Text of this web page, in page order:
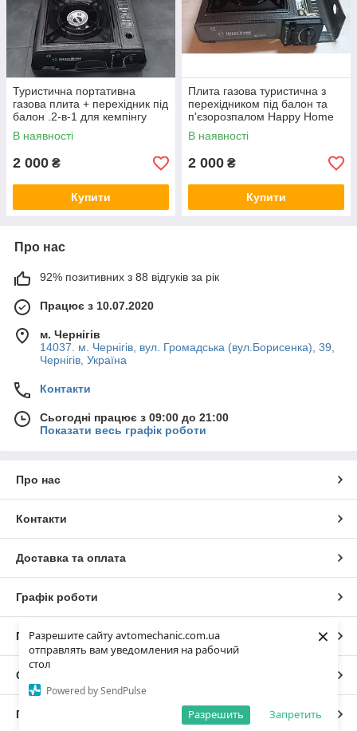
Разрешите сайту avtomechanic.com.ua
отправлять вам уведомления на рабочий
стол
Powered by SendPulse
Запретить
Разрешить
×
Туристична портативна
газова плита + перехідник під
балон .2-в-1 для кемпінгу
В наявності
2 000 ₴
Купити
Плита газова туристична з
перехідником під балон та
п'єзорозпалом Happy Home
BDZ-155A
В наявності
2 000 ₴
Купити
Про нас
92% позитивних з 88 відгуків за рік
Працює з 10.07.2020
м. Чернігів
14037. м. Чернігів, вул. Громадська (вул.Борисенка), 39,
Чернігів, Україна
Контакти
Сьогодні працює з 09:00 до 21:00
Показати весь графік роботи
Про нас
Контакти
Доставка та оплата
Графік роботи
Повна версія сайту
Сайт створено на маркетплейсі
Політика конфіденційності